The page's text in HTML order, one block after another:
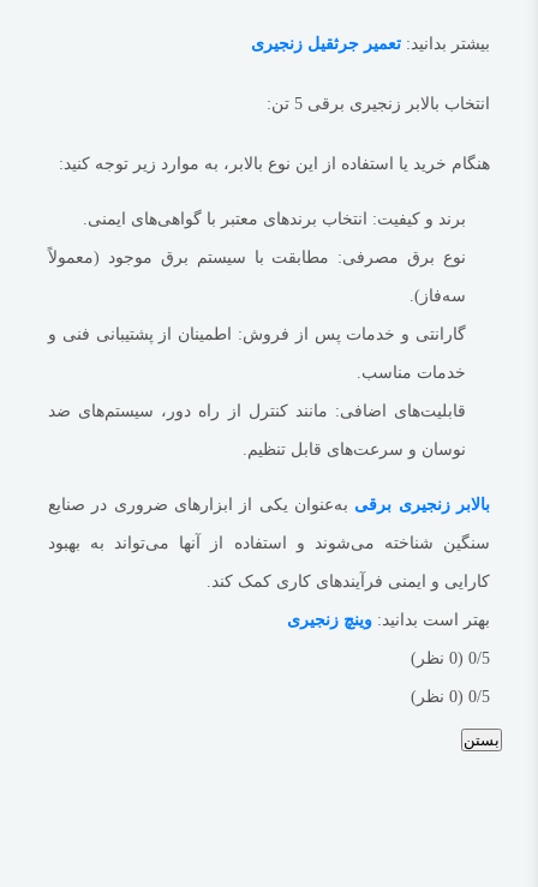
بیشتر بدانید: تعمیر جرثقیل زنجیری
انتخاب بالابر زنجیری برقی 5 تن:
هنگام خرید یا استفاده از این نوع بالابر، به موارد زیر توجه کنید:
برند و کیفیت: انتخاب برندهای معتبر با گواهی‌های ایمنی.
نوع برق مصرفی: مطابقت با سیستم برق موجود (معمولاً
سه‌فاز).
گارانتی و خدمات پس از فروش: اطمینان از پشتیبانی فنی و
خدمات مناسب.
قابلیت‌های اضافی: مانند کنترل از راه دور، سیستم‌های ضد
نوسان و سرعت‌های قابل تنظیم.
بالابر زنجیری برقی به‌عنوان یکی از ابزارهای ضروری در صنایع
سنگین شناخته می‌شوند و استفاده از آنها می‌تواند به بهبود
کارایی و ایمنی فرآیندهای کاری کمک کند.
بهتر است بدانید: وینچ زنجیری
‫0/5 ‫(0 نظر)
‫0/5 ‫(0 نظر)
بستن